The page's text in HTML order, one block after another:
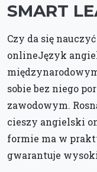
SMART
Czy da się
onlineJęzyk
sobie bez niego
zawodowym.
cieszy angielski
formie ma w
gwarantuje